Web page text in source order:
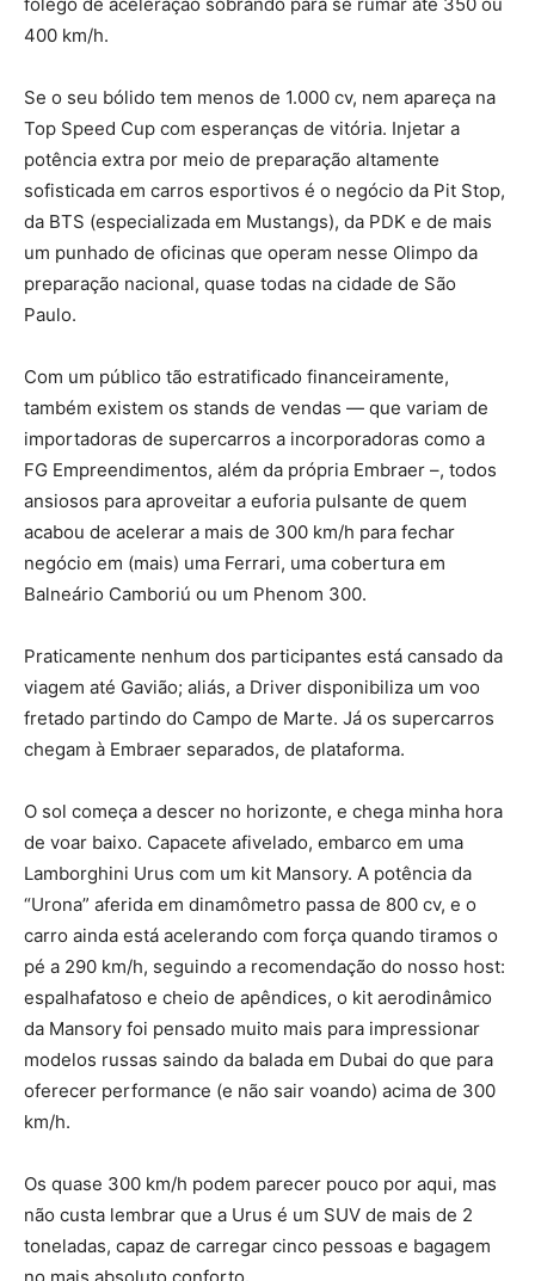
400 km/h.
Se o seu bólido tem menos de 1.000 cv, nem apareça na
Top Speed Cup com esperanças de vitória. Injetar a
potência extra por meio de preparação altamente
sofisticada em carros esportivos é o negócio da Pit Stop,
da BTS (especializada em Mustangs), da PDK e de mais
um punhado de oficinas que operam nesse Olimpo da
preparação nacional, quase todas na cidade de São
Paulo.
Com um público tão estratificado financeiramente,
também existem os stands de vendas — que variam de
importadoras de supercarros a incorporadoras como a
FG Empreendimentos, além da própria Embraer –, todos
ansiosos para aproveitar a euforia pulsante de quem
acabou de acelerar a mais de 300 km/h para fechar
negócio em (mais) uma Ferrari, uma cobertura em
Balneário Camboriú ou um Phenom 300.
Praticamente nenhum dos participantes está cansado da
viagem até Gavião; aliás, a Driver disponibiliza um voo
fretado partindo do Campo de Marte. Já os supercarros
chegam à Embraer separados, de plataforma.
O sol começa a descer no horizonte, e chega minha hora
de voar baixo. Capacete afivelado, embarco em uma
Lamborghini Urus com um kit Mansory. A potência da
“Urona” aferida em dinamômetro passa de 800 cv, e o
carro ainda está acelerando com força quando tiramos o
pé a 290 km/h, seguindo a recomendação do nosso host:
espalhafatoso e cheio de apêndices, o kit aerodinâmico
da Mansory foi pensado muito mais para impressionar
modelos russas saindo da balada em Dubai do que para
oferecer performance (e não sair voando) acima de 300
km/h.
Os quase 300 km/h podem parecer pouco por aqui, mas
não custa lembrar que a Urus é um SUV de mais de 2
toneladas, capaz de carregar cinco pessoas e bagagem